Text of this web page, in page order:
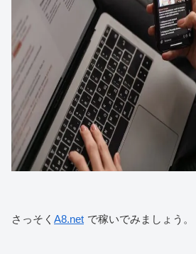
さっそく A8.net で稼いでみましょう。